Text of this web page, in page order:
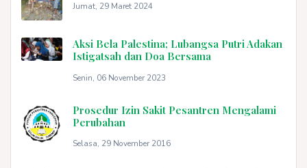
Jumat, 29 Maret 2024
Aksi Bela Palestina; Lubangsa Putri Adakan
Istigatsah dan Doa Bersama
Senin, 06 November 2023
Prosedur Izin Sakit Pesantren Mengalami
Perubahan
Selasa, 29 November 2016